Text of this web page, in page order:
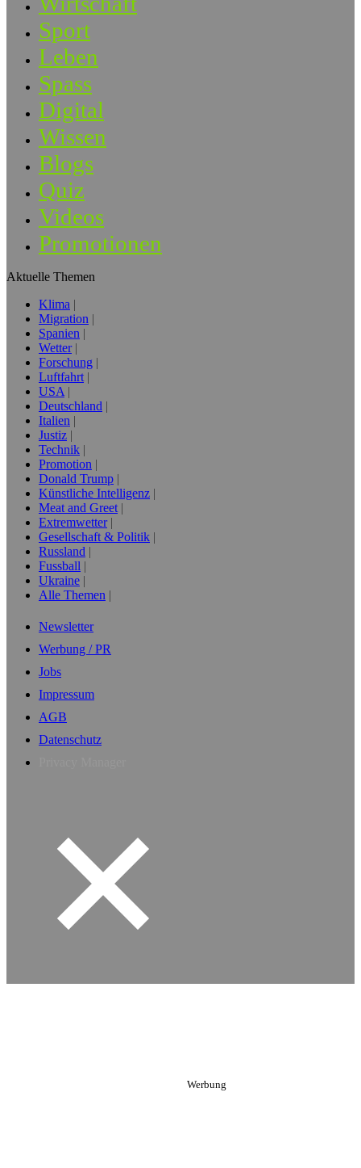
Sport
Leben
Spass
Digital
Wissen
Blogs
Quiz
Videos
Promotionen
Aktuelle Themen
Klima
Migration
Spanien
Wetter
Forschung
Luftfahrt
USA
Deutschland
Italien
Justiz
Technik
Promotion
Donald Trump
Künstliche Intelligenz
Meat and Greet
Extremwetter
Gesellschaft & Politik
Russland
Fussball
Ukraine
Alle Themen
Newsletter
Werbung / PR
Jobs
Impressum
AGB
Datenschutz